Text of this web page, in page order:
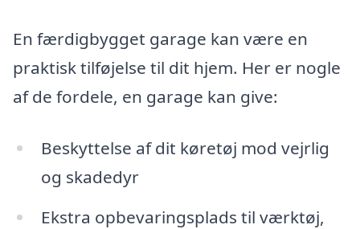
En færdigbygget garage kan være en
praktisk tilføjelse til dit hjem. Her er nogle
af de fordele, en garage kan give:
Beskyttelse af dit køretøj mod vejrlig
og skadedyr
Ekstra opbevaringsplads til værktøj,